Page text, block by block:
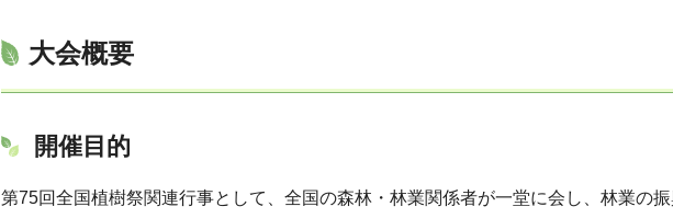
大会概要
開催目的
第75回全国植樹祭関連行事として、全国の森林・林業関係者が一堂に会し、林業の